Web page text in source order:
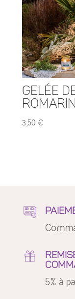
Gelée
Romarin
3,50 €
5% à